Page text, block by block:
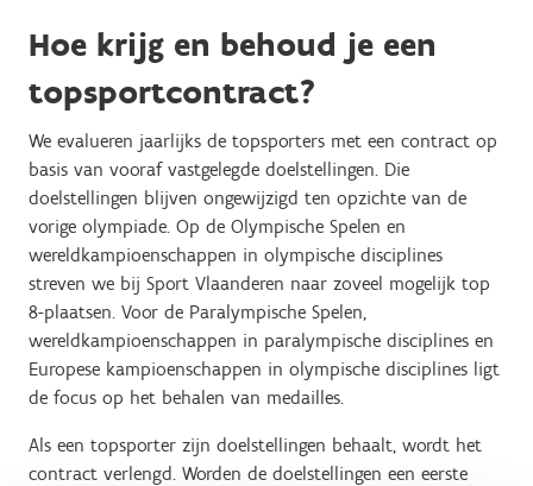
Hoe krijg en behoud je een
topsportcontract?
We evalueren jaarlijks de topsporters met een contract op
basis van vooraf vastgelegde doelstellingen. Die
doelstellingen blijven ongewijzigd ten opzichte van de
vorige olympiade. Op de Olympische Spelen en
wereldkampioenschappen in olympische disciplines
streven we bij Sport Vlaanderen naar zoveel mogelijk top
8-plaatsen. Voor de Paralympische Spelen,
wereldkampioenschappen in paralympische disciplines en
Europese kampioenschappen in olympische disciplines ligt
de focus op het behalen van medailles.
Als een topsporter zijn doelstellingen behaalt, wordt het
contract verlengd. Worden de doelstellingen een eerste